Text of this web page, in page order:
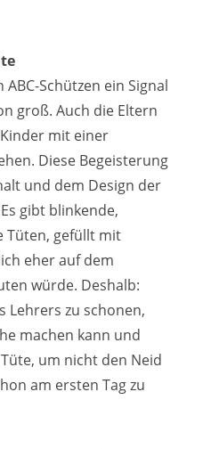
Schützen ein Signal
groß. Auch die Eltern
mit einer
Diese Begeisterung
und dem Design der
gibt blinkende,
Tüten, gefüllt mit
eher auf dem
würde. Deshalb:
Lehrers zu schonen,
machen kann und
um nicht den Neid
am ersten Tag zu